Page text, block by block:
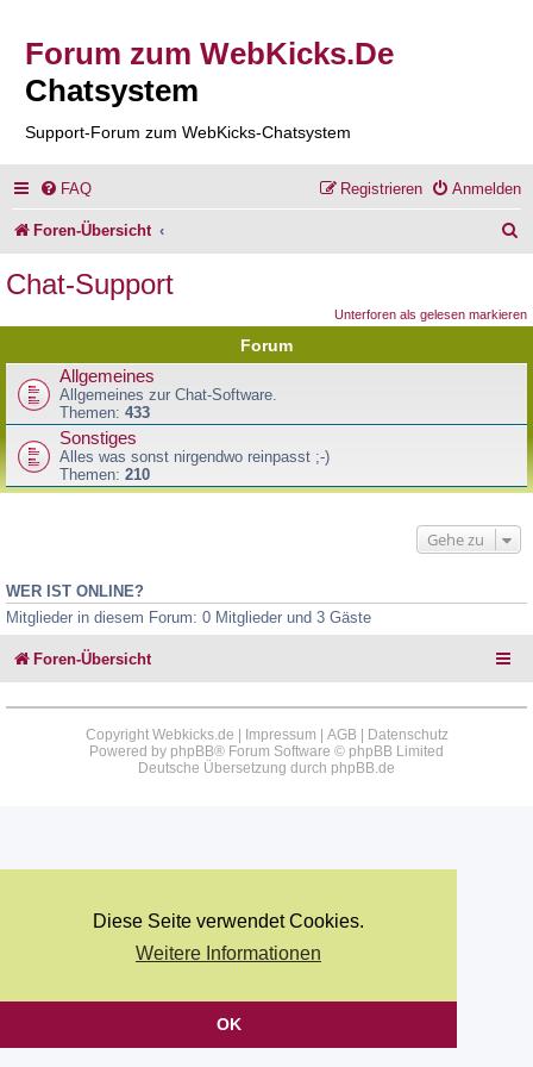
Diese Seite verwendet Cookies.
Weitere Informationen
OK
Forum zum WebKicks.De
Chatsystem
Support-Forum zum WebKicks-Chatsystem
FAQ Anmelden
Registrieren
Foren-Übersicht
e
Chat-Support
Unterforen als gelesen markieren
Forum
Allgemeines
Allgemeines zur Chat-Software.
Themen: 433
Sonstiges
Alles was sonst nirgendwo reinpasst ;-)
Themen: 210
Gehe zu
WER IST ONLINE?
Mitglieder in diesem Forum: 0 Mitglieder und 3 Gäste
Foren-Übersicht
Copyright Webkicks.de | Impressum AGB|
Datenschutz
Powered by phpBB® Forum Software © phpBB Limited
Deutsche Übersetzung durch phpBB.de